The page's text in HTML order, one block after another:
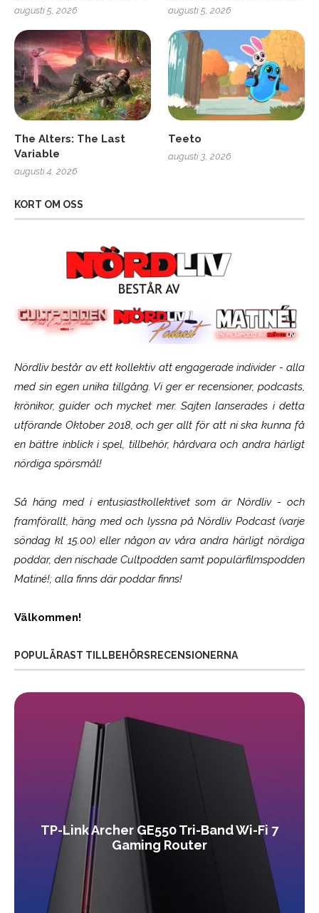
augusti 5, 2026 augusti 5, 2026
The Alters: The Last
Variable
augusti 4, 2026
Teeto
augusti 3, 2026
KORT OM OSS
Nördliv består av ett kollektiv att engagerade individer - alla
med sin egen unika tillgång. Vi ger er recensioner, podcasts,
krönikor, guider och mycket mer. Sajten lanserades i detta
utförande Oktober 2018, och ger allt för att ni ska kunna få
en bättre inblick i spel, tillbehör, hårdvara och andra härligt
nördiga spörsmål!
Så häng med i entusiastkollektivet som ärNördliv- och
framförallt, häng med och lyssna på Nördliv Podcast (varje
söndag kl 15.00) eller någon av våra andra härligt nördiga
poddar, den nischade Cultpodden samt populärfilmspodden
Matiné!; alla finns där poddar finns!
Välkommen!
POPULÄRAST TILLBEHÖRSRECENSIONERNA
TP-Link Archer GE550 Tri-Band Wi-Fi 7
Gaming Router